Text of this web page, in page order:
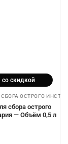
со скидкой
ОСТРОГО
сбора острого
— Объём 0,5 л